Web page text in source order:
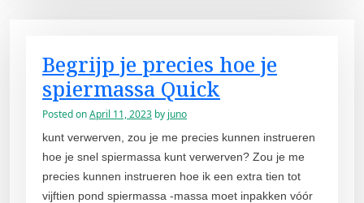
Begrijp je precies hoe je
spiermassa Quick
Posted onApril 11, 2023 by juno
kunt verwerven, zou je me precies kunnen instrueren
hoe je snel spiermassa kunt verwerven? Zou je me
precies kunnen instrueren hoe ik een extra tien tot
vijftien pond spiermassa -massa moet inpakken vóór